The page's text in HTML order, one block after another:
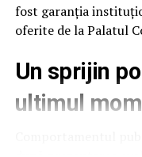
așteptat, și când a
consecință.
ARTICOLE PE ACEIASI
URMATORUL
fost garanția
oferite de la Palatul
Un sprijin
ultimul